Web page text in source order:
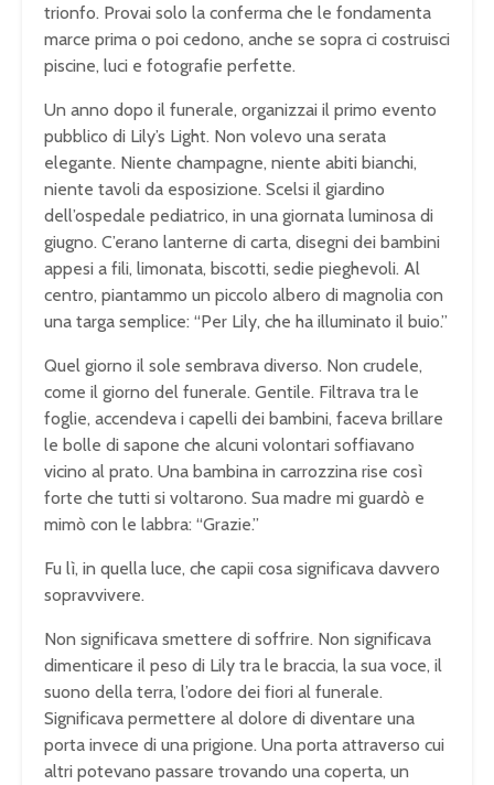
trionfo. Provai solo la conferma che le fondamenta
marce prima o poi cedono, anche se sopra ci costruisci
piscine, luci e fotografie perfette.
Un anno dopo il funerale, organizzai il primo evento
pubblico di Lily’s Light. Non volevo una serata
elegante. Niente champagne, niente abiti bianchi,
niente tavoli da esposizione. Scelsi il giardino
dell’ospedale pediatrico, in una giornata luminosa di
giugno. C’erano lanterne di carta, disegni dei bambini
appesi a fili, limonata, biscotti, sedie pieghevoli. Al
centro, piantammo un piccolo albero di magnolia con
una targa semplice: “Per Lily, che ha illuminato il buio.”
Quel giorno il sole sembrava diverso. Non crudele,
come il giorno del funerale. Gentile. Filtrava tra le
foglie, accendeva i capelli dei bambini, faceva brillare
le bolle di sapone che alcuni volontari soffiavano
vicino al prato. Una bambina in carrozzina rise così
forte che tutti si voltarono. Sua madre mi guardò e
mimò con le labbra: “Grazie.”
Fu lì, in quella luce, che capii cosa significava davvero
sopravvivere.
Non significava smettere di soffrire. Non significava
dimenticare il peso di Lily tra le braccia, la sua voce, il
suono della terra, l’odore dei fiori al funerale.
Significava permettere al dolore di diventare una
porta invece di una prigione. Una porta attraverso cui
altri potevano passare trovando una coperta, un